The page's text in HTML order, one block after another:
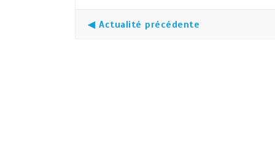
◀ Actualité précédente